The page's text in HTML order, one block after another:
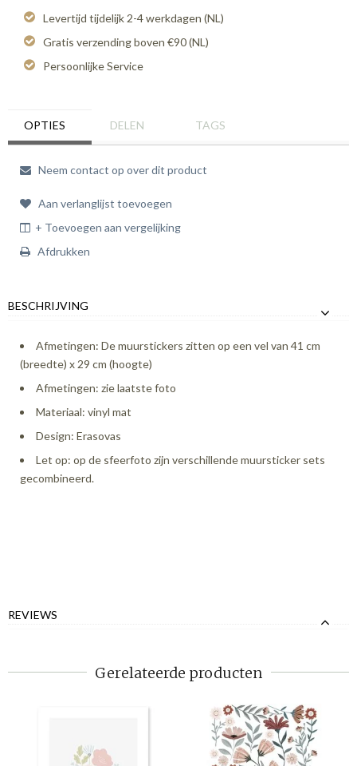
Levertijd tijdelijk 2-4 werkdagen (NL)
Gratis verzending boven €90 (NL)
Persoonlijke Service
OPTIES DELEN TAGS
Neem contact op over dit product
Aan verlanglijst toevoegen
+ Toevoegen aan vergelijking
Afdrukken
BESCHRIJVING
Afmetingen: De muurstickers zitten op een vel van 41 cm
(breedte) x 29 cm (hoogte)
Afmetingen: zie laatste foto
Materiaal: vinyl mat
Design: Erasovas
Let op: op de sfeerfoto zijn verschillende muursticker sets
gecombineerd.
REVIEWS
Gerelateerde producten